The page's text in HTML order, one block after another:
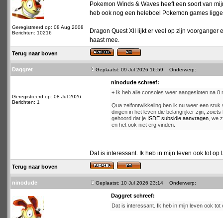
Geregistreerd op: 08 Aug 2008
Berichten: 10216
Pokemon Winds & Waves heeft een soort van
heb ook nog een heleboel Pokemon games
Dragon Quest XII lijkt er veel op zijn
haast mee.
Terug naar boven
Daggret Geplaatst: 09 Jul 2026 16:59 Onderwerp:
Geregistreerd op: 08 Jul 2026
Berichten: 1
ninodude schreef:
+ Ik heb alle consoles weer aangesloten na 8
Qua zelfontwikkeling ben ik nu weer een
dingen in het leven die belangrijker zijn,
gehoord dat je ISDE subsidie aanvragen , we
en het ook niet erg vinden.
Dat is interessant. Ik heb in mijn leven ook tot
Terug naar boven
ninodude Geplaatst: 10 Jul 2026 23:14 Onderwerp:
Daggret schreef:
Dat is interessant. Ik heb in mijn leven ook